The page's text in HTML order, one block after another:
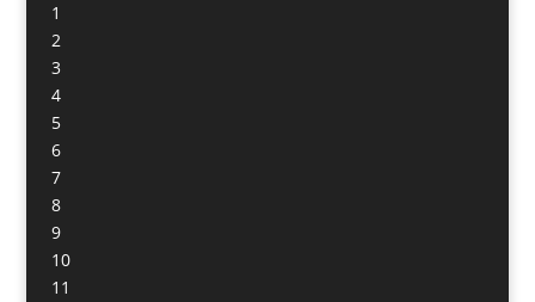
1
2
3
4
5
6
7
8
9
10
11